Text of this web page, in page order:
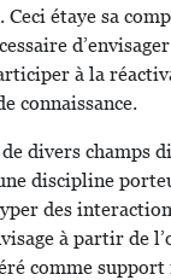
étaye sa
à la
connaissance.
divers champs
discipline
des
à partir
comme